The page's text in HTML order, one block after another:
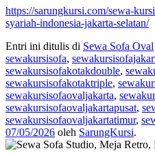
https://sarungkursi.com/sewa-
syariah-indonesia-jakarta-selatan/
Entri ini ditulis di Sewa Sofa Oval
sewakursisofa,
sewakursisofakotakdouble,
sewakursisofakotaktriple,
sewakursisofaovaljakarta,
sewakursisofaovaljakartapusat,
sewakursisofaovaljakartatimur,
07/05/2026 oleh SarungKursi.